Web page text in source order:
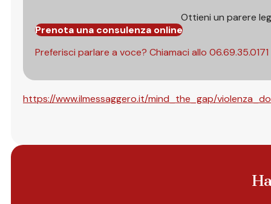
Ottieni un parere
Prenota una consulenza online
Preferisci parlare a voce? Chiamaci allo 06.69.35.0171
https://www.ilmessaggero.it/mind_the_gap/